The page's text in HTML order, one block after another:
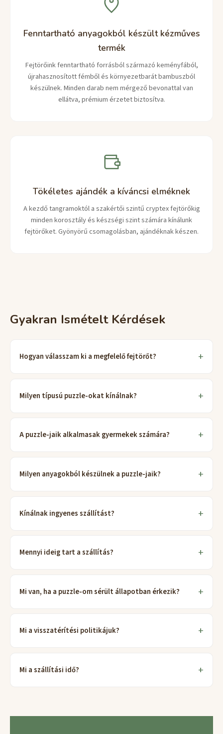
Fenntartható anyagokból készült kézműves
termék
Fejtörőink fenntartható forrásból származó keményfából,
újrahasznosított fémből és környezetbarát bambuszból
készülnek. Minden darab nem mérgező bevonattal van
ellátva, prémium érzetet biztosítva.
Tökéletes ajándék a kíváncsi elméknek
A kezdő tangramoktól a szakértői szintű cryptex fejtörőkig
minden korosztály és készségi szint számára kínálunk
fejtörőket. Gyönyörű csomagolásban, ajándéknak készen.
Gyakran Ismételt Kérdések
Hogyan válasszam ki a megfelelő fejtörőt?
Milyen típusú puzzle-okat kínálnak?
A puzzle-jaik alkalmasak gyermekek számára?
Milyen anyagokból készülnek a puzzle-jaik?
Kínálnak ingyenes szállítást?
Mennyi ideig tart a szállítás?
Mi van, ha a puzzle-om sérült állapotban érkezik?
Mi a visszatérítési politikájuk?
Mi a szállítási idő?